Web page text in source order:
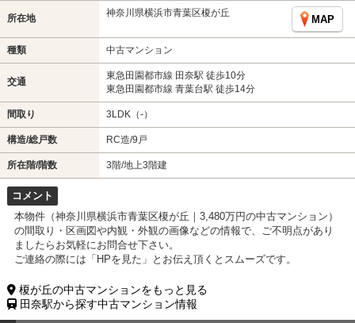
所在地 神奈川県横浜市青葉区榎が丘
MAP
種類 中古マンション
交通
東急田園都市線 田奈駅 徒歩10分
東急田園都市線 青葉台駅 徒歩14分
間取り 3LDK（-）
構造/総戸数 RC造/9戸
所在階/階数 3階/地上3階建
コメント
本物件（神奈川県横浜市青葉区榎が丘｜3,480万円の中古マンション）
の間取り・区画図や内観・外観の画像などの情報で、ご不明点があり
ましたらお気軽にお問合せ下さい。
ご連絡の際には「HPを見た」とお伝え頂くとスムーズです。
榎が丘の中古マンションをもっと見る
田奈駅から探す中古マンション情報